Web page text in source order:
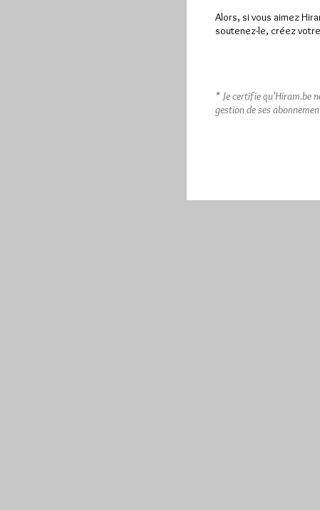
Alors, si vous aimez
soutenez-le, créez
* Je certifie qu’Hiram.be
gestion de ses